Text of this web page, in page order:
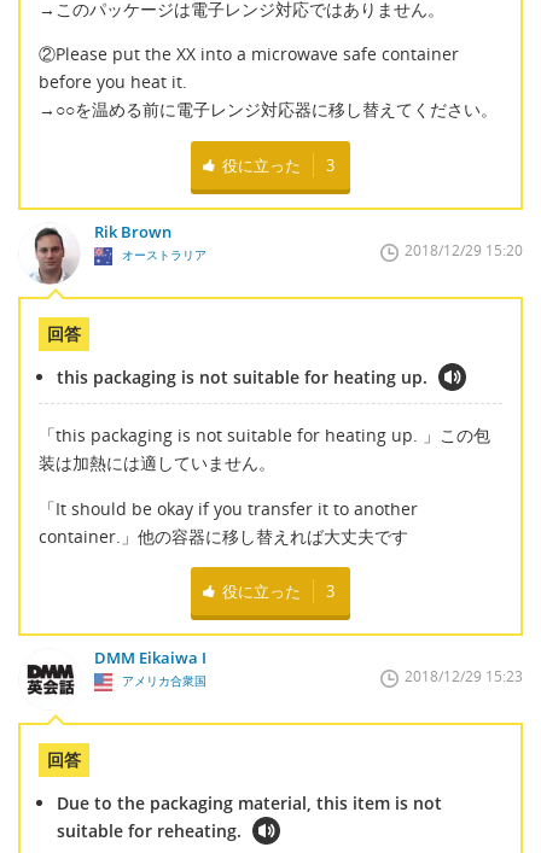
→このパッケージは電子レンジ対応ではありません。
②Please put the XX into a microwave safe container
before you heat it.
→○○を温める前に電子レンジ対応器に移し替えてください。
役に立った 3
Rik Brown
オーストラリア 2018/12/29 15:20
回答
this packaging is not suitable for heating up.
「this packaging is not suitable for heating up. 」この包
装は加熱には適していません。
「It should be okay if you transfer it to another
container.」他の容器に移し替えれば大丈夫です
役に立った 3
DMM Eikaiwa I
アメリカ合衆国 2018/12/29 15:23
回答
Due to the packaging material, this item is not
suitable for reheating.